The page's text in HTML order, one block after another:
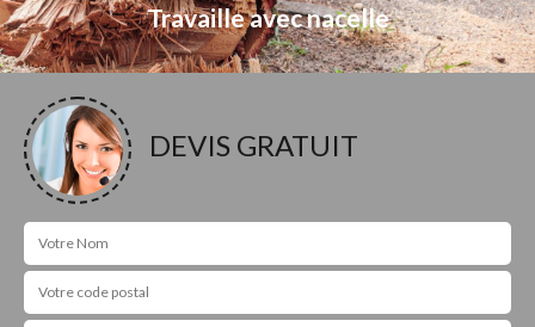
Travaille avec nacelle
DEVIS GRATUIT